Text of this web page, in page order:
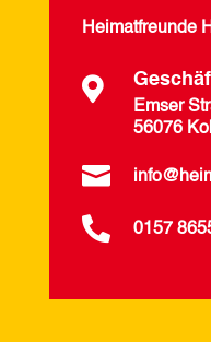
Heimatfreunde

Emser
56076

 0157